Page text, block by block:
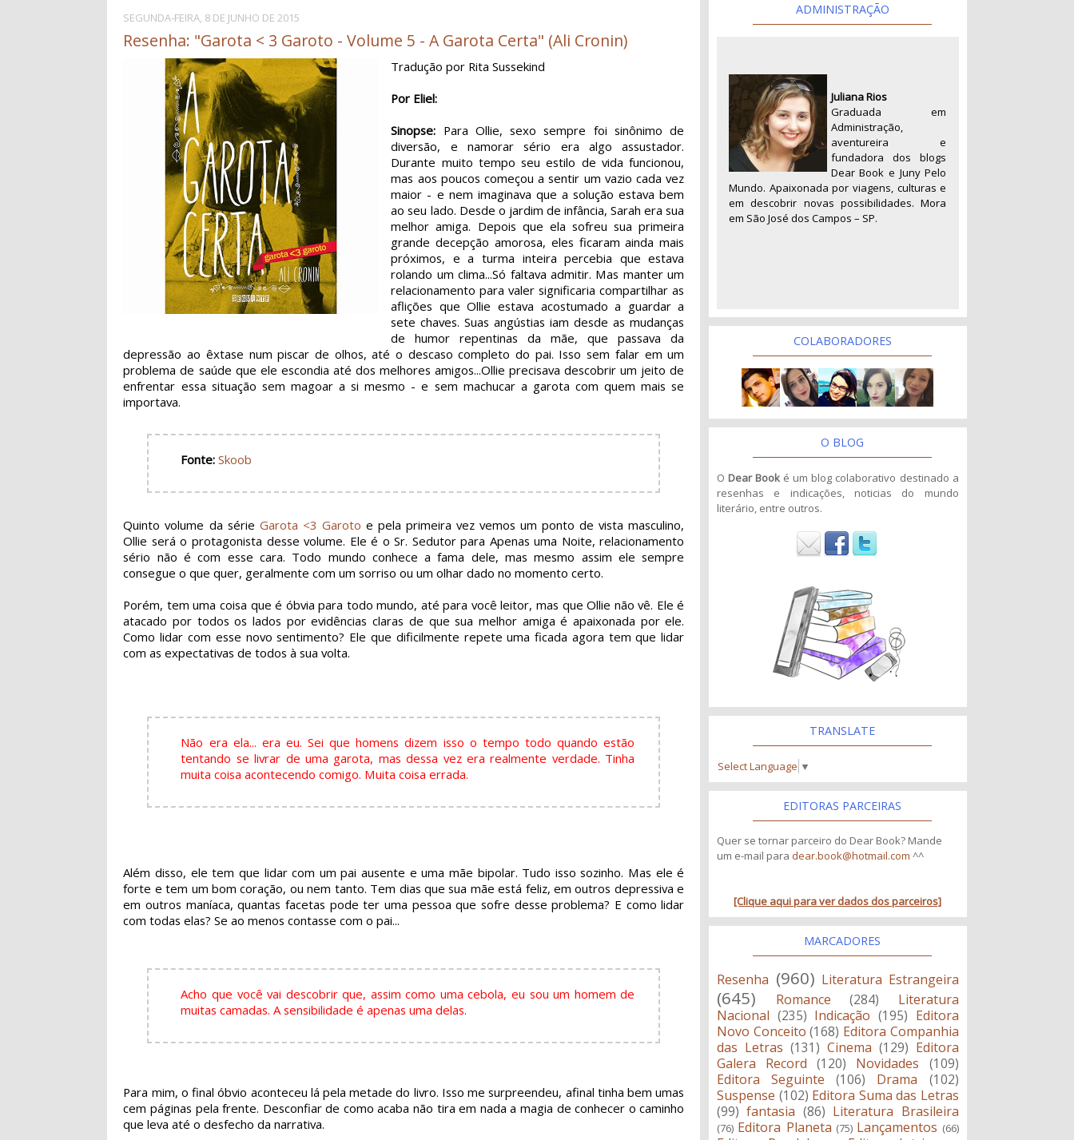
SEGUNDA-FEIRA, 8 DE JUNHO DE 2015
Resenha: "Garota < 3 Garoto - Volume 5 - A Garota Certa" (Ali Cronin)
Tradução por Rita Sussekind
Por Eliel:
Sinopse: Para Ollie, sexo sempre foi sinônimo de
diversão, e namorar sério era algo assustador.
Durante muito tempo seu estilo de vida funcionou,
mas aos poucos começou a sentir um vazio cada vez
maior - e nem imaginava que a solução estava bem
ao seu lado. Desde o jardim de infância, Sarah era sua
melhor amiga. Depois que ela sofreu sua primeira
grande decepção amorosa, eles ficaram ainda mais
próximos, e a turma inteira percebia que estava
rolando um clima...Só faltava admitir. Mas manter um
relacionamento para valer significaria compartilhar as
aflições que Ollie estava acostumado a guardar a
sete chaves. Suas angústias iam desde as mudanças
de humor repentinas da mãe, que passava da
depressão ao êxtase num piscar de olhos, até o descaso completo do pai. Isso sem falar em um
problema de saúde que ele escondia até dos melhores amigos...Ollie precisava descobrir um jeito de
enfrentar essa situação sem magoar a si mesmo - e sem machucar a garota com quem mais se
importava.
Fonte: Skoob
Quinto volume da série Garota <3 Garoto e pela primeira vez vemos um ponto de vista masculino,
Ollie será o protagonista desse volume. Ele é o Sr. Sedutor para Apenas uma Noite, relacionamento
sério não é com esse cara. Todo mundo conhece a fama dele, mas mesmo assim ele sempre
consegue o que quer, geralmente com um sorriso ou um olhar dado no momento certo.
Porém, tem uma coisa que é óbvia para todo mundo, até para você leitor, mas que Ollie não vê. Ele é
atacado por todos os lados por evidências claras de que sua melhor amiga é apaixonada por ele.
Como lidar com esse novo sentimento? Ele que dificilmente repete uma ficada agora tem que lidar
com as expectativas de todos à sua volta.
Não era ela... era eu. Sei que homens dizem isso o tempo todo quando estão
tentando se livrar de uma garota, mas dessa vez era realmente verdade. Tinha
muita coisa acontecendo comigo. Muita coisa errada.
Além disso, ele tem que lidar com um pai ausente e uma mãe bipolar. Tudo isso sozinho. Mas ele é
forte e tem um bom coração, ou nem tanto. Tem dias que sua mãe está feliz, em outros depressiva e
em outros maníaca, quantas facetas pode ter uma pessoa que sofre desse problema? E como lidar
com todas elas? Se ao menos contasse com o pai...
Acho que você vai descobrir que, assim como uma cebola, eu sou um homem de
muitas camadas. A sensibilidade é apenas uma delas.
Para mim, o final óbvio aconteceu lá pela metade do livro. Isso me surpreendeu, afinal tinha bem umas
cem páginas pela frente. Desconfiar de como acaba não tira em nada a magia de conhecer o caminho
que leva até o desfecho da narrativa.
ADMINISTRAÇÃO
Juliana Rios
Graduada em
Administração,
aventureira e
fundadora dos blogs
Dear Book e Juny Pelo
Mundo. Apaixonada por viagens, culturas e
em descobrir novas possibilidades. Mora
em São José dos Campos – SP.
COLABORADORES
O BLOG
O Dear Book é um blog colaborativo destinado a
resenhas e indicações, noticias do mundo
literário, entre outros.
TRANSLATE
Select Language ▼
EDITORAS PARCEIRAS
Quer se tornar parceiro do Dear Book? Mande
um e-mail para dear.book@hotmail.com ^^
[Clique aqui para ver dados dos parceiros]
MARCADORES
Resenha (960) Literatura Estrangeira
(645) Romance (284)
Literatura
Nacional (235) Indicação (195) Editora
Novo Conceito (168) Editora Companhia
das Letras (131) Cinema (129) Editora
Galera Record
(120) Novidades
(109)
Editora Seguinte
(106) Drama
(102)
Suspense (102) Editora Suma das Letras
(99) fantasia (86) Literatura Brasileira
(76) Editora Planeta (75) Lançamentos (66)